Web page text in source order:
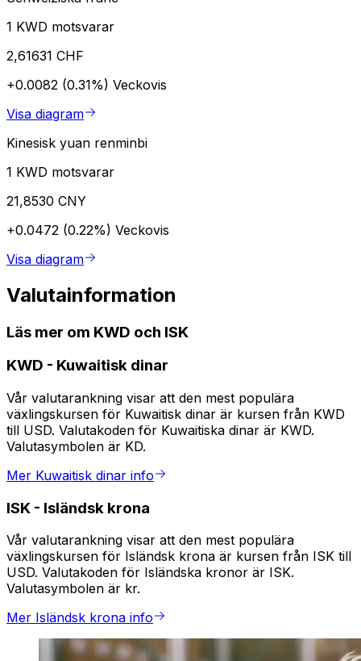
1 KWD motsvarar
2,61631 CHF
+0.0082 (0.31%) Veckovis
Visa diagram
Kinesisk yuan renminbi
1 KWD motsvarar
21,8530 CNY
+0.0472 (0.22%) Veckovis
Visa diagram
Valutainformation
Läs mer om KWD och ISK
KWD - Kuwaitisk dinar
Vår valutarankning visar att den mest populära
växlingskursen för Kuwaitisk dinar är kursen från KWD
till USD. Valutakoden för Kuwaitiska dinar är KWD.
Valutasymbolen är KD.
Mer Kuwaitisk dinar info
ISK - Isländsk krona
Vår valutarankning visar att den mest populära
växlingskursen för Isländsk krona är kursen från ISK till
USD. Valutakoden för Isländska kronor är ISK.
Valutasymbolen är kr.
Mer Isländsk krona info